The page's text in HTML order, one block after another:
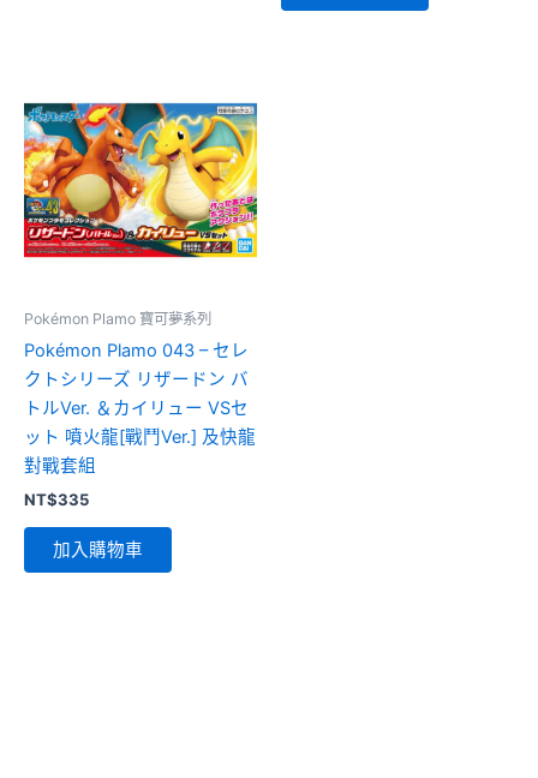
Pokémon Plamo 寶可夢系列
Pokémon Plamo 043 – セレ
クトシリーズ リザードン バ
トルVer. ＆カイリュー VSセ
ット 噴火龍[戰鬥Ver.] 及快龍
對戰套組
NT$335
加入購物車